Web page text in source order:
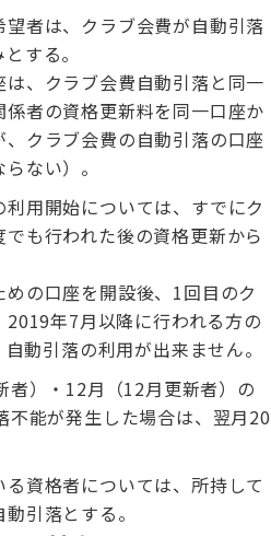
クラブ
ンネルYouTube
べき心得
る法律」
節異形成症(ED)について
者は、クラブ会費が自動引落
する。
、クラブ会費自動引落と同一
者の資格更新料を同一口座か
クラブ会費の自動引落の口座
ない）。
用開始については、すでにク
も行われた後の資格更新から
の口座を開設後、1回目のク
年7月以降に行われる方の
動引落の利用が出来ません。
者）・12月（12月更新者）の
不能が発生した場合は、翌月20
資格者については、所持して
引落とする。